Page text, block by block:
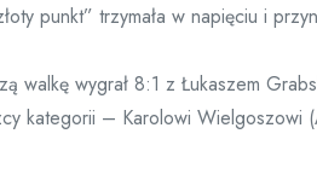
punkt” trzymała w napięciu i
walkę wygrał 8:1 z Łukaszem
kategorii – Karolowi Wielgoszowi